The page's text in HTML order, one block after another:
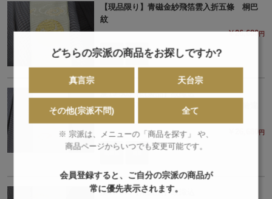
【現品限り】青磁金紗飛箔雲入折五條 桐巴
紋
￥26,680円
夏19-803【既製品】紋織込
【現品限り】白茶金紗飛箔雲入折五條 輪違
五七桐紋
￥26,680円
夏19-803【既製品】紋織込
どちらの宗派の商品をお探しですか?
真言宗 天台宗
その他(宗派不問) 全て
※ 宗派は、メニューの「商品を探す」 や、
商品ページからいつでも変更可能です。
会員登録すると、ご自分の宗派の商品が
常に優先表示されます。